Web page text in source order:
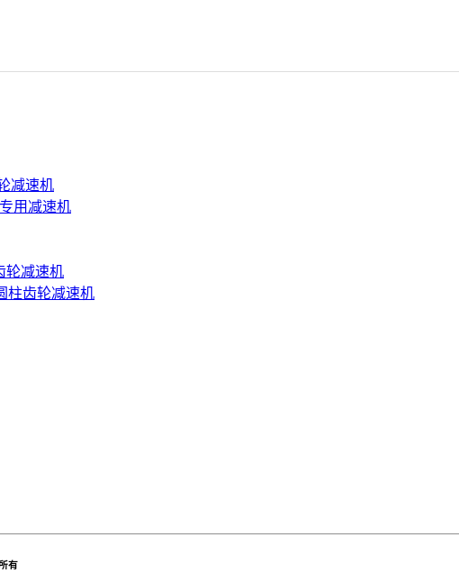
减速机
用减速机
轮减速机
柱齿轮减速机
有